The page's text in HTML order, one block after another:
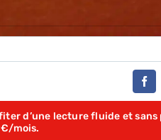
d’une lecture fluide et
mois.